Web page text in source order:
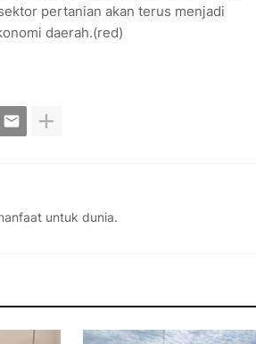
pertanian akan terus menjadi
daerah.(red)
untuk dunia.